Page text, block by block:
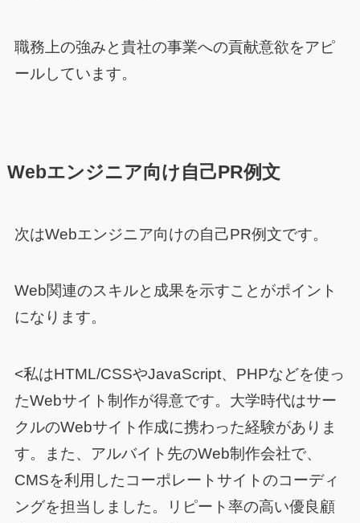
職務上の強みと貴社の事業への貢献意欲をアピ
ールしています。
Webエンジニア向け自己PR例文
次はWebエンジニア向けの自己PR例文です。
Web関連のスキルと成果を示すことがポイント
になります。
<私はHTML/CSSやJavaScript、PHPなどを使っ
たWebサイト制作が得意です。大学時代はサー
クルのWebサイト作成に携わった経験がありま
す。また、アルバイト先のWeb制作会社で、
CMSを利用したコーポレートサイトのコーディ
ングを担当しました。リピート率の高い優良顧